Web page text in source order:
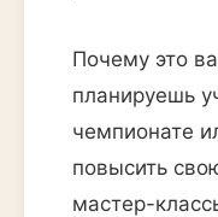
Почему это
планируешь
чемпионате
повысить
мастер-